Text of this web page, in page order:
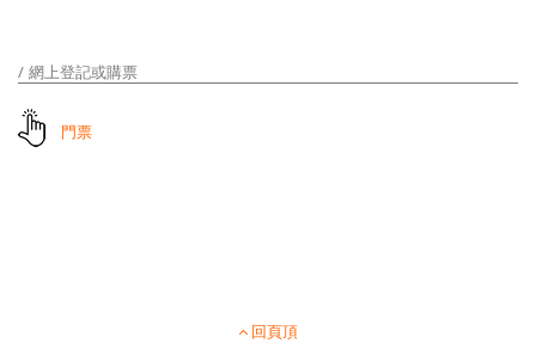
網上登記或購票
門票
回頁頂